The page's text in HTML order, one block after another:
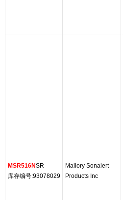
MSR516NSR
库存编号:93078029
Mallory Sonalert
Products Inc